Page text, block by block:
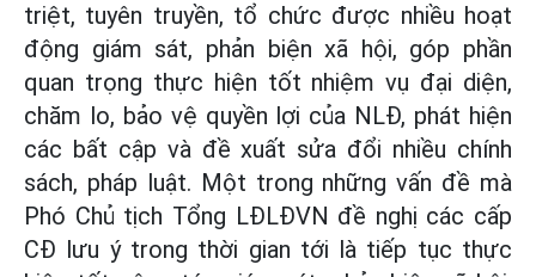
triệt, tuyên truyền, tổ chức được nhiều hoạt
động giám sát, phản biện xã hội, góp phần
quan trọng thực hiện tốt nhiệm vụ đại diện,
chăm lo, bảo vệ quyền lợi của NLĐ, phát hiện
các bất cập và đề xuất sửa đổi nhiều chính
sách, pháp luật. Một trong những vấn đề mà
Phó Chủ tịch Tổng LĐLĐVN đề nghị các cấp
CĐ lưu ý trong thời gian tới là tiếp tục thực